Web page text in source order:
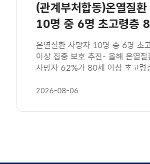
(관계부처합동)온열질
10명 중 6명 초고령층
집중 보호 추진(8.6
온열질환 사망자 10명 중 6명 초
이상 집중 보호 추진- 올해 온열질
사망자 62%가 80세 이상 초고
2026-08-06